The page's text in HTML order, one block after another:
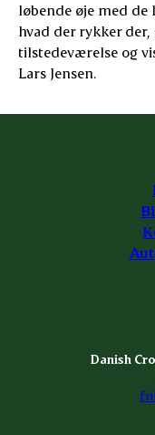
løbende øje med de
hvad der rykker der,
tilstedeværelse og
Lars Jensen.
Danish